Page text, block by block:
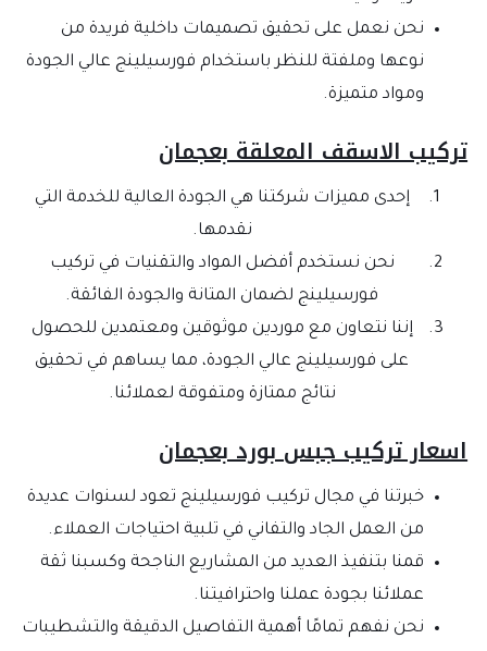
نحن نعمل على تحقيق تصميمات داخلية فريدة من
نوعها وملفتة للنظر باستخدام فورسيلينج عالي الجودة
ومواد متميزة.
تركيب الاسقف المعلقة بعجمان
إحدى مميزات شركتنا هي الجودة العالية للخدمة التي
نقدمها.
نحن نستخدم أفضل المواد والتقنيات في تركيب
فورسيلينج لضمان المتانة والجودة الفائقة.
إننا نتعاون مع موردين موثوقين ومعتمدين للحصول
على فورسيلينج عالي الجودة، مما يساهم في تحقيق
نتائج ممتازة ومتفوقة لعملائنا.
اسعار تركيب جبس بورد بعجمان
خبرتنا في مجال تركيب فورسيلينج تعود لسنوات عديدة
من العمل الجاد والتفاني في تلبية احتياجات العملاء.
قمنا بتنفيذ العديد من المشاريع الناجحة وكسبنا ثقة
عملائنا بجودة عملنا واحترافيتنا.
نحن نفهم تمامًا أهمية التفاصيل الدقيقة والتشطيبات